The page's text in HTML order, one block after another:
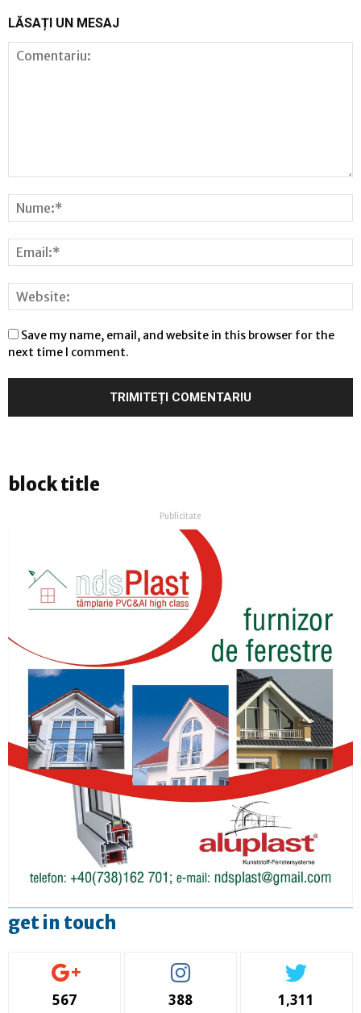
LĂSAȚI UN MESAJ
Save my name, email, and website in this browser for the
next time I comment.
block title
Publicitate
get in touch
567 388 1,311